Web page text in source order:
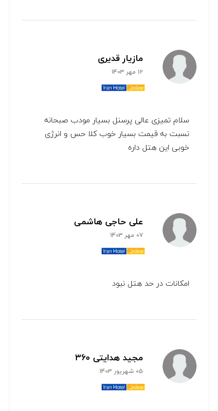
مازیار قدیری
12 مهر 1403
سلام تمیزی عالی پرسنل بسیار مودب صبحانه
نسبت به قیمت بسیار خوب کلا حس و انرژی
خوبی این هتل داره
علی حاجی هاشمی
07 مهر 1403
امکانات در حد هتل نبود
مجید هدایتی 360
05 شهریور 1403